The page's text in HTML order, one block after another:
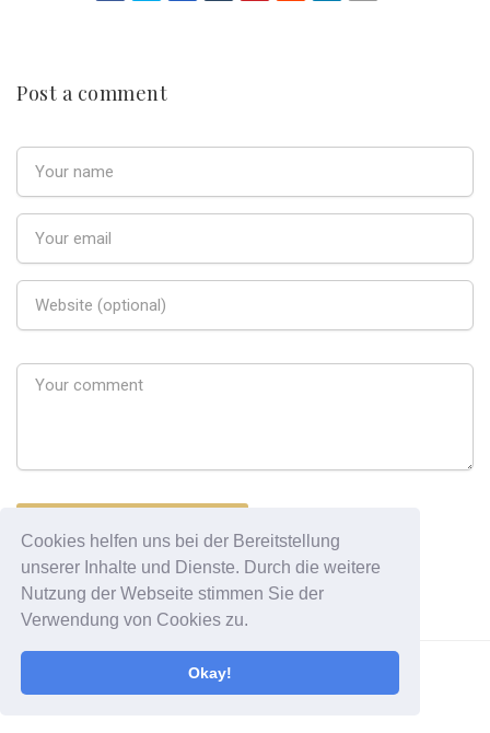
Cookies helfen uns bei der Bereitstellung
unserer Inhalte und Dienste. Durch die weitere
Nutzung der Webseite stimmen Sie der
Verwendung von Cookies zu.
Okay!
Post a comment